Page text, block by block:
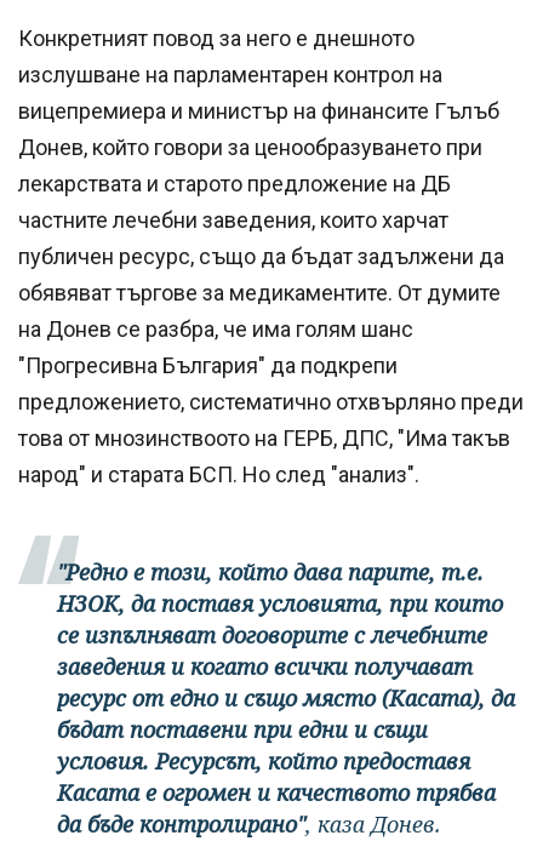
Конкретният повод за него е днешното
изслушване на парламентарен контрол на
вицепремиера и министър на финансите Гълъб
Донев, който говори за ценообразуването при
лекарствата и старото предложение на ДБ
частните лечебни заведения, които харчат
публичен ресурс, също да бъдат задължени да
обявяват търгове за медикаментите. От думите
на Донев се разбра, че има голям шанс
"Прогресивна България" да подкрепи
предложението, систематично отхвърляно преди
това от мнозинствоото на ГЕРБ, ДПС, "Има такъв
народ" и старата БСП. Но след "анализ".
"Редно е този, който дава парите, т.е.
НЗОК, да поставя условията, при които
се изпълняват договорите с лечебните
заведения и когато всички получават
ресурс от едно и също място (Касата), да
бъдат поставени при едни и същи
условия. Ресурсът, който предоставя
Касата е огромен и качеството трябва
да бъде контролирано", каза Донев.